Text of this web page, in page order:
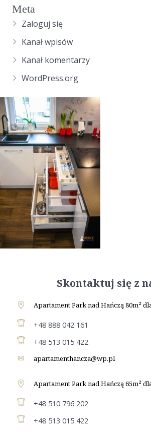
Meta
Zaloguj się
Kanał wpisów
Kanał komentarzy
WordPress.org
Skontaktuj się z
Apartament Park nad Hańczą 80m²
+48 888 042 161
+48 513 015 422
apartamenthancza@wp.pl
Apartament Park nad Hańczą 65m²
+48 510 796 202
+48 513 015 422